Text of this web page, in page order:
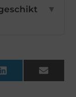
▼
LinkedInEmail